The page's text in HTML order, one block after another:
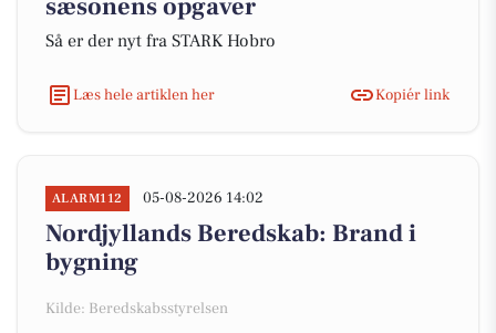
sæsonens opgaver
Så er der nyt fra STARK Hobro
Læs hele artiklen her Kopiér link
ALARM112 05-08-2026 14:02
Nordjyllands Beredskab: Brand i
bygning
Kilde: Beredskabsstyrelsen